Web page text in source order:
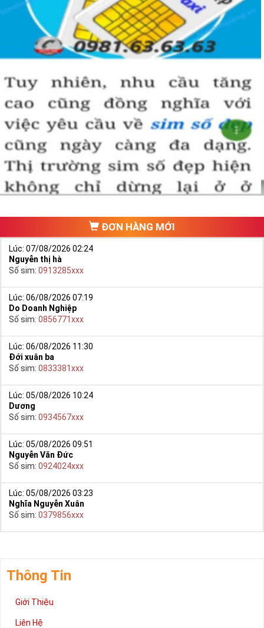
ĐƠN HÀNG MỚI
Lúc: 07/08/2026 02:24
Nguyễn thị hà
Số sim: 0913285xxx
Lúc: 06/08/2026 07:19
Do Doanh Nghiệp
Số sim: 0856771xxx
Lúc: 06/08/2026 11:30
Đới xuân ba
Số sim: 0833381xxx
Lúc: 05/08/2026 10:24
Dương
Số sim: 0934567xxx
Lúc: 05/08/2026 09:51
Nguyễn Văn Đức
Số sim: 0924024xxx
Lúc: 05/08/2026 03:23
Nghĩa Nguyễn Xuân
Số sim: 0379856xxx
Thông Tin
Giới Thiệu
Liên Hệ